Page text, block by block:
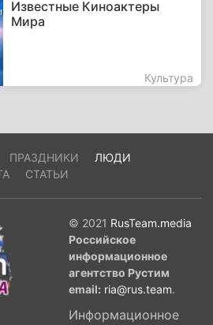
Известные Киноактеры
Мира
Культура
ПРАЗДНИКИ
ЛЮДИ
СТАТЬИ
© 2021 RusTeam.media
Российское
информационное
агентство Рустим
email: ria@rus.team.
Информационное